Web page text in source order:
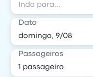
Data
Passageiros